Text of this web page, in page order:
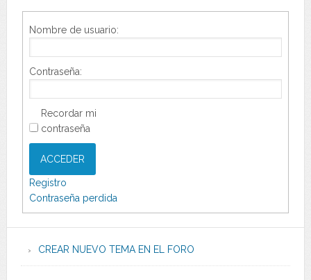
Nombre de usuario:
Contraseña:
Recordar mi
contraseña
ACCEDER
Registro
Contraseña perdida
CREAR NUEVO TEMA EN EL FORO